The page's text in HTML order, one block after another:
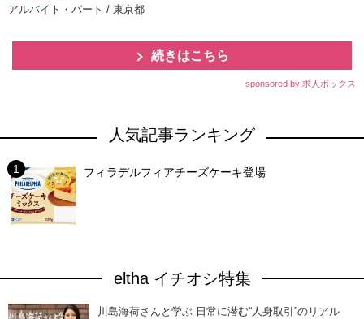
アルバイト・パート / 東京都
続きはこちら
sponsored by 求人ボックス
人気記事ランキング
フィラデルフィアチーズケーキ登場
eltha イチオシ特集
川島海荷さんと学ぶ 日常に潜む“人身取引”のリアル